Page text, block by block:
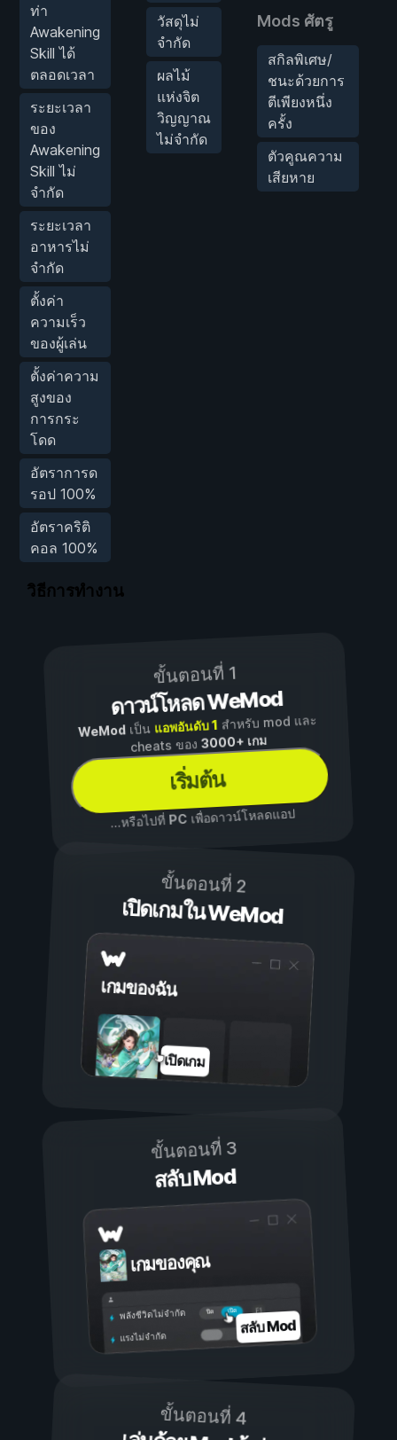
ท่า
Awakening
Skill ได้
ตลอดเวลา
ระยะเวลา
ของ
Awakening
Skill ไม่
จำกัด
ระยะเวลา
อาหารไม่
จำกัด
ตั้งค่า
ความเร็ว
ของผู้เล่น
ตั้งค่าความ
สูงของ
การกระ
โดด
อัตราการด
รอป 100%
อัตราคริติ
คอล 100%
วัสดุไม่
จำกัด
ผลไม้
แห่งจิต
วิญญาณ
ไม่จำกัด
Mods ศัตรู
สกิลพิเศษ/
ชนะด้วยการ
ตีเพียงหนึ่ง
ครั้ง
ตัวคูณความ
เสียหาย
วิธีการทำงาน
ขั้นตอนที่ 1
ดาวน์โหลด WeMod
WeModเป็น แอพอันดับ 1 สำหรับ mod และ
cheats ของ3000+ เกม
เริ่มต้น
...หรือไปที่ PCเพื่อดาวน์โหลดแอป
ขั้นตอนที่ 2
เปิดเกมใน WeMod
เกมของฉัน
เปิดเกม
ขั้นตอนที่ 3
สลับ Mod
เกมของคุณ
เปิด
ปิด
พลังชีวิตไม่จำกัด
แรงไม่จำกัด สลับ Mod
ขั้นตอนที่ 4